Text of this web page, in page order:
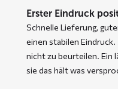
Erster Eindruck
Schnelle Lieferung,
einen stabilen
nicht zu beurteilen. Ein
sie das hält was